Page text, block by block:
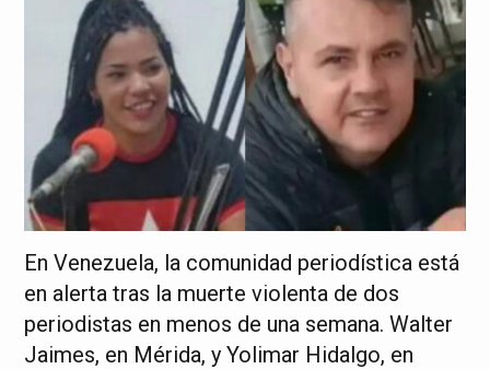
En Venezuela, la comunidad periodística está
en alerta tras la muerte violenta de dos
periodistas en menos de una semana. Walter
Jaimes, en Mérida, y Yolimar Hidalgo, en